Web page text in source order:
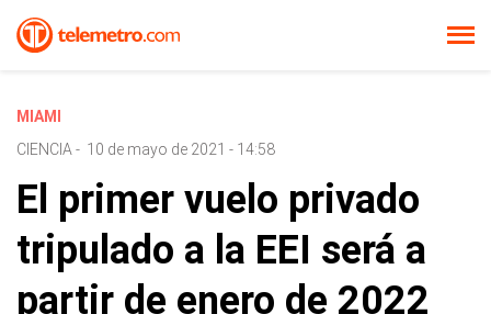
MIAMI
CIENCIA - 10 de mayo de 2021 - 14:58
El primer vuelo privado
tripulado a la EEI será a
partir de enero de 2022